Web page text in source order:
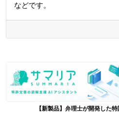
などです。
【新製品】弁理士が開発した